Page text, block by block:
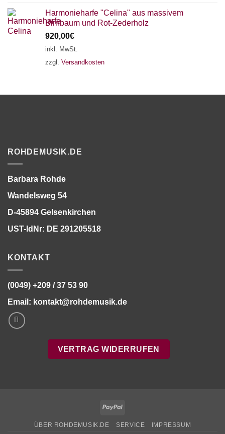
Harmonieharfe "Celina" aus massivem
Birnbaum und Rot-Zederholz
920,00€
inkl. MwSt.
zzgl. Versandkosten
ROHDEMUSIK.DE
Barbara Rohde
Wandelsweg 54
D-45894 Gelsenkirchen
UST-IdNr: DE 291205518
KONTAKT
(0049) +209 / 37 53 90
Email: kontakt@rohdemusik.de
VERTRAG WIDERRUFEN
PayPal
ÜBER ROHDEMUSIK.DE SERVICE IMPRESSUM